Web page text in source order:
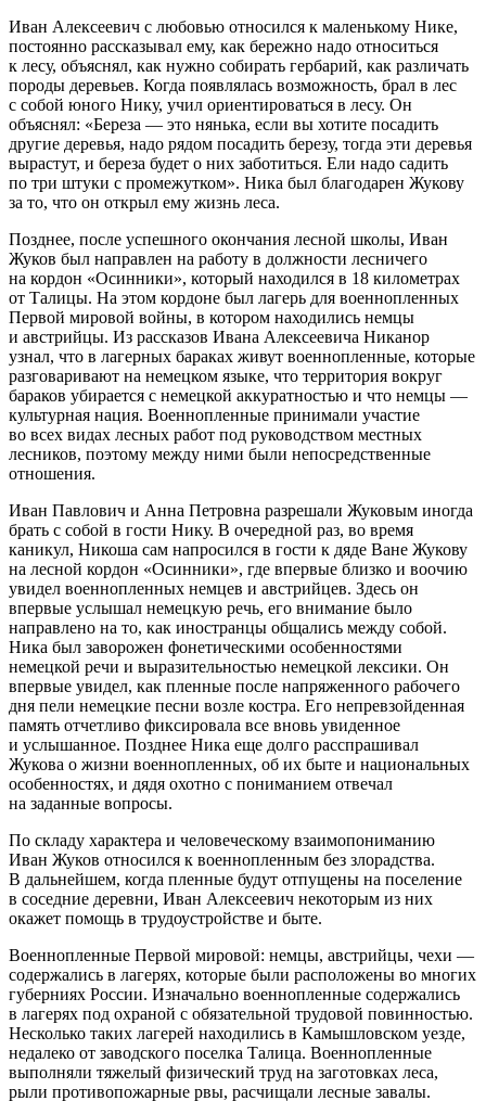
Иван Алексеевич с любовью относился к маленькому Нике,
постоянно рассказывал ему, как бережно надо относиться
к лесу, объяснял, как нужно собирать гербарий, как различать
породы деревьев. Когда появлялась возможность, брал в лес
с собой юного Нику, учил ориентироваться в лесу. Он
объяснял: «Береза — это нянька, если вы хотите посадить
другие деревья, надо рядом посадить березу, тогда эти деревья
вырастут, и береза будет о них заботиться. Ели надо садить
по три штуки с промежутком». Ника был благодарен Жукову
за то, что он открыл ему жизнь леса.
Позднее, после успешного окончания лесной школы, Иван
Жуков был направлен на работу в должности лесничего
на кордон «Осинники», который находился в 18 километрах
от Талицы. На этом кордоне был лагерь для военнопленных
Первой мировой войны, в котором находились немцы
и австрийцы. Из рассказов Ивана Алексеевича Никанор
узнал, что в лагерных бараках живут военнопленные, которые
разговаривают на немецком языке, что территория вокруг
бараков убирается с немецкой аккуратностью и что немцы —
культурная нация. Военнопленные принимали участие
во всех видах лесных работ под руководством местных
лесников, поэтому между ними были непосредственные
отношения.
Иван Павлович и Анна Петровна разрешали Жуковым иногда
брать с собой в гости Нику. В очередной раз, во время
каникул, Никоша сам напросился в гости к дяде Ване Жукову
на лесной кордон «Осинники», где впервые близко и воочию
увидел военнопленных немцев и австрийцев. Здесь он
впервые услышал немецкую речь, его внимание было
направлено на то, как иностранцы общались между собой.
Ника был заворожен фонетическими особенностями
немецкой речи и выразительностью немецкой лексики. Он
впервые увидел, как пленные после напряженного рабочего
дня пели немецкие песни возле костра. Его непревзойденная
память отчетливо фиксировала все вновь увиденное
и услышанное. Позднее Ника еще долго расспрашивал
Жукова о жизни военнопленных, об их быте и национальных
особенностях, и дядя охотно с пониманием отвечал
на заданные вопросы.
По складу характера и человеческому взаимопониманию
Иван Жуков относился к военнопленным без злорадства.
В дальнейшем, когда пленные будут отпущены на поселение
в соседние деревни, Иван Алексеевич некоторым из них
окажет помощь в трудоустройстве и быте.
Военнопленные Первой мировой: немцы, австрийцы, чехи —
содержались в лагерях, которые были расположены во многих
губерниях России. Изначально военнопленные содержались
в лагерях под охраной с обязательной трудовой повинностью.
Несколько таких лагерей находились в Камышловском уезде,
недалеко от заводского поселка Талица. Военнопленные
выполняли тяжелый физический труд на заготовках леса,
рыли противопожарные рвы, расчищали лесные завалы.